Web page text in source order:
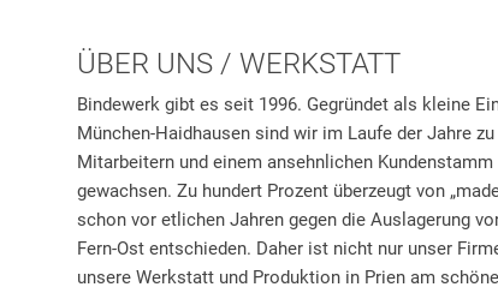
ÜBER UNS / WERKSTATT
Bindewerk gibt es seit 1996. Gegründet als kleine
München-Haidhausen sind wir im Laufe der Jahre
Mitarbeitern und einem ansehnlichen
gewachsen. Zu hundert Prozent überzeugt von
schon vor etlichen Jahren gegen die Auslagerung
Fern-Ost entschieden. Daher ist nicht nur unser
unsere Werkstatt und Produktion in Prien am